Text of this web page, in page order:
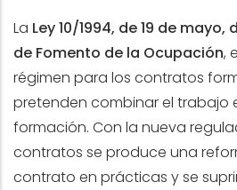
La Ley 10/1994, de 19 de
de Fomento de la Ocupación,
régimen para los contratos
pretenden combinar el trabajo
formación. Con la nueva
contratos se produce una
contrato en prácticas y se